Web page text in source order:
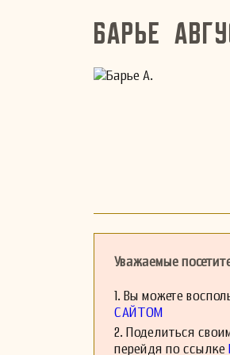
Барье
Уважаемые
1. Вы можете
САЙТОМ
2. Поделиться
перейдя по ссылке